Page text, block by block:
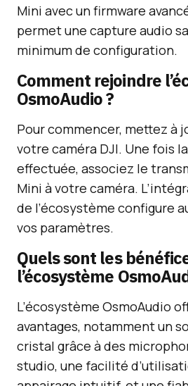
Mini avec un firmware
permet une capture audio
minimum de configuration.
Comment rejoindre
OsmoAudio ?
Pour commencer, mettez à
votre caméra DJI. Une fois
effectuée, associez le
Mini à votre caméra.
de l’écosystème configure
vos paramètres.
Quels sont les
l’écosystème
L’écosystème OsmoAudio
avantages, notamment un
cristal grâce à des
studio, une facilité